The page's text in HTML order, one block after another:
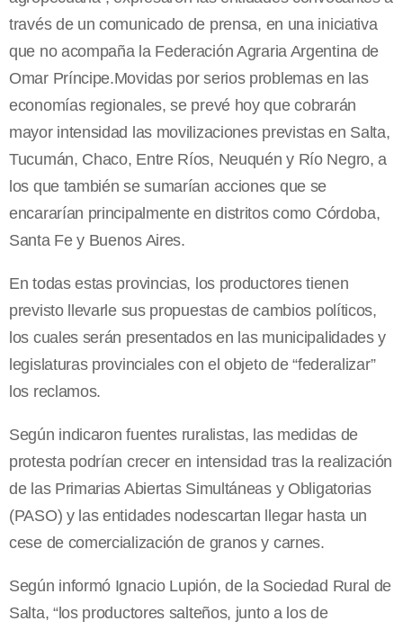
través de un comunicado de prensa, en una iniciativa
que no acompaña la Federación Agraria Argentina de
Omar Príncipe.Movidas por serios problemas en las
economías regionales, se prevé hoy que cobrarán
mayor intensidad las movilizaciones previstas en Salta,
Tucumán, Chaco, Entre Ríos, Neuquén y Río Negro, a
los que también se sumarían acciones que se
encararían principalmente en distritos como Córdoba,
Santa Fe y Buenos Aires.
En todas estas provincias, los productores tienen
previsto llevarle sus propuestas de cambios políticos,
los cuales serán presentados en las municipalidades y
legislaturas provinciales con el objeto de “federalizar”
los reclamos.
Según indicaron fuentes ruralistas, las medidas de
protesta podrían crecer en intensidad tras la realización
de las Primarias Abiertas Simultáneas y Obligatorias
(PASO) y las entidades nodescartan llegar hasta un
cese de comercialización de granos y carnes.
Según informó Ignacio Lupión, de la Sociedad Rural de
Salta, “los productores salteños, junto a los de